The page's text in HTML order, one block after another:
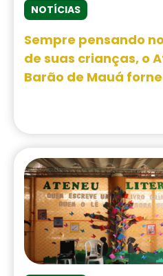
NOTÍCIAS
Sempre pensando
de suas crianças, o
Barão de Mauá
ferramentas para
possam se
de alcançar um
de conquistas e
dos diferenciais de
mais elogiados é o
bilíngue.